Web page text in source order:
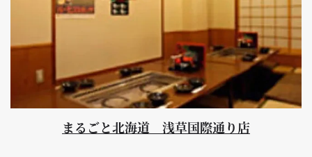
まるごと北海道 浅草国際通り店